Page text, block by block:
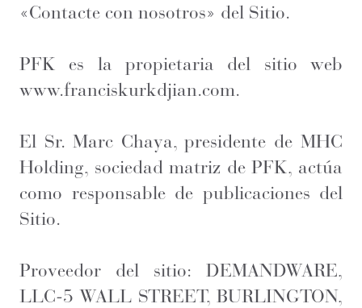
«Contacte con nosotros» del Sitio.
PFK es la propietaria del sitio web
www.franciskurkdjian.com.
El Sr. Marc Chaya, presidente de MHC
Holding, sociedad matriz de PFK, actúa
como responsable de publicaciones del
Sitio.
Proveedor del sitio: DEMANDWARE,
LLC-5 WALL STREET, BURLINGTON,